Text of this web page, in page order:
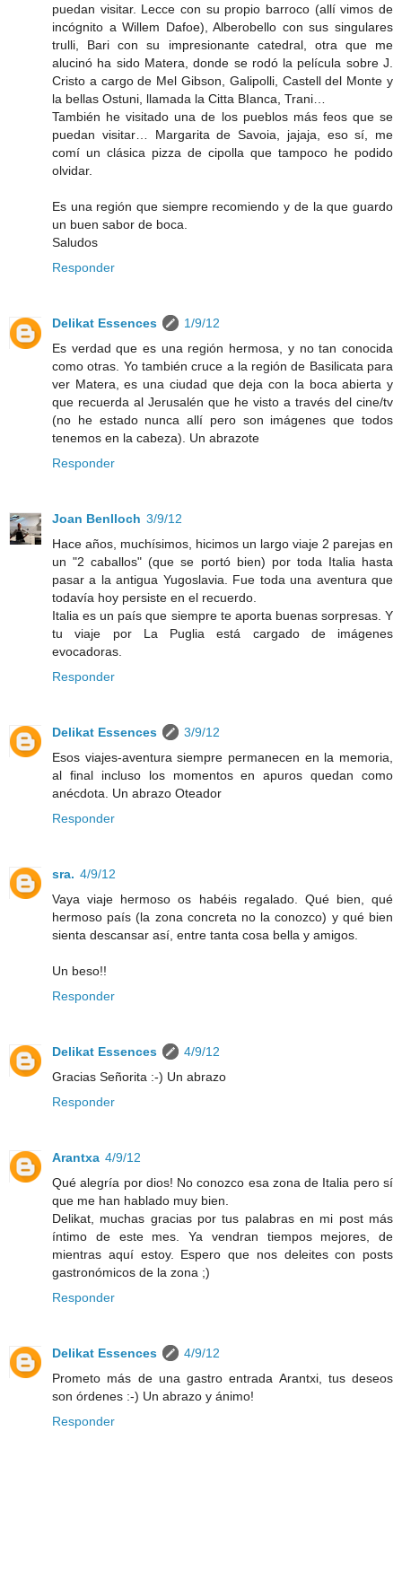
puedan visitar. Lecce con su propio barroco (allí vimos de
incógnito a Willem Dafoe), Alberobello con sus singulares
trulli, Bari con su impresionante catedral, otra que me
alucinó ha sido Matera, donde se rodó la película sobre J.
Cristo a cargo de Mel Gibson, Galipolli, Castell del Monte y
la bellas Ostuni, llamada la Citta BIanca, Trani…
También he visitado una de los pueblos más feos que se
puedan visitar… Margarita de Savoia, jajaja, eso sí, me
comí un clásica pizza de cipolla que tampoco he podido
olvidar.
Es una región que siempre recomiendo y de la que guardo
un buen sabor de boca.
Saludos
Responder
Delikat Essences
1/9/12
Es verdad que es una región hermosa, y no tan conocida
como otras. Yo también cruce a la región de Basilicata para
ver Matera, es una ciudad que deja con la boca abierta y
que recuerda al Jerusalén que he visto a través del cine/tv
(no he estado nunca allí pero son imágenes que todos
tenemos en la cabeza). Un abrazote
Responder
Joan Benlloch 3/9/12
Hace años, muchísimos, hicimos un largo viaje 2 parejas en
un "2 caballos" (que se portó bien) por toda Italia hasta
pasar a la antigua Yugoslavia. Fue toda una aventura que
todavía hoy persiste en el recuerdo.
Italia es un país que siempre te aporta buenas sorpresas. Y
tu viaje por La Puglia está cargado de imágenes
evocadoras.
Responder
Delikat Essences
3/9/12
Esos viajes-aventura siempre permanecen en la memoria,
al final incluso los momentos en apuros quedan como
anécdota. Un abrazo Oteador
Responder
sra. 4/9/12
Vaya viaje hermoso os habéis regalado. Qué bien, qué
hermoso país (la zona concreta no la conozco) y qué bien
sienta descansar así, entre tanta cosa bella y amigos.
Un beso!!
Responder
Delikat Essences
4/9/12
Gracias Señorita :-) Un abrazo
Responder
Arantxa 4/9/12
Qué alegría por dios! No conozco esa zona de Italia pero sí
que me han hablado muy bien.
Delikat, muchas gracias por tus palabras en mi post más
íntimo de este mes. Ya vendran tiempos mejores, de
mientras aquí estoy. Espero que nos deleites con posts
gastronómicos de la zona ;)
Responder
Delikat Essences
4/9/12
Prometo más de una gastro entrada Arantxi, tus deseos
son órdenes :-) Un abrazo y ánimo!
Responder